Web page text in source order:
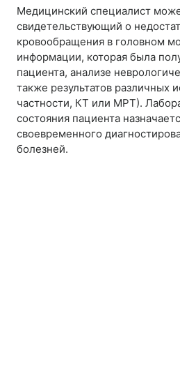
Медицинский специалист
свидетельствующий о
кровообращения в головном
информации, которая была
пациента, анализе
также результатов различных
частности, КТ или МРТ).
состояния пациента
своевременного
болезней.